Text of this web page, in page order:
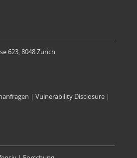
623, 8048 Zürich
| Vulnerability Disclosure|